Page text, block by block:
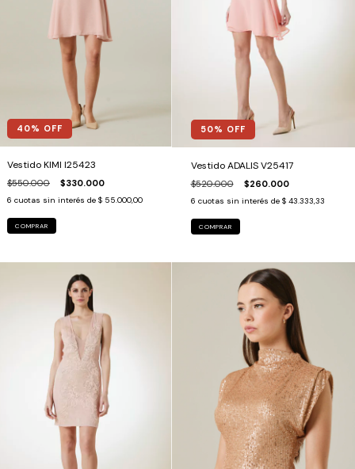
40% OFF
Vestido KIMI I25423
$550.000 $330.000
6 cuotas sin interés de $ 55.000,00
COMPRAR
50% OFF
Vestido ADALIS V25417
$520.000 $260.000
6 cuotas sin interés de $ 43.333,33
COMPRAR